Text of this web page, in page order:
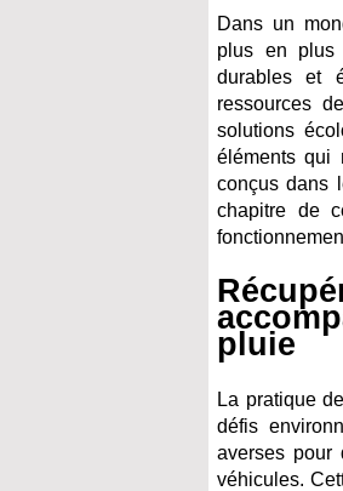
Dans un
plus en plus
durables et
ressources
solutions
éléments qui
conçus dans
chapitre de
pluie
La pratique
défis
averses pour
véhicules.